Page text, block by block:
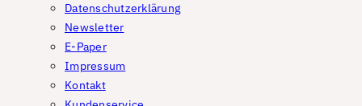
Datenschutzerklärung
Newsletter
E-Paper
Impressum
Kontakt